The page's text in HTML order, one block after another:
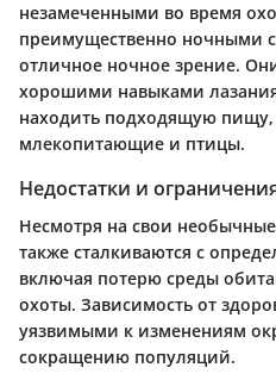
незамеченными во время
преимущественно ночными
отличное ночное зрение.
хорошими навыками
находить подходящую пищу,
млекопитающие и птицы.
Недостатки и
Несмотря на свои
также сталкиваются с
включая потерю среды
охоты. Зависимость от
уязвимыми к изменениям
сокращению популяций.